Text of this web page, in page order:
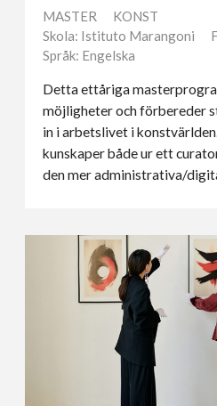
MASTER
KONST
Skola: Istituto Marangoni
Språk: Engelska
Detta ettåriga
möjligheter och förbereder
in i arbetslivet i
kunskaper både ur ett
den mer administrativa/